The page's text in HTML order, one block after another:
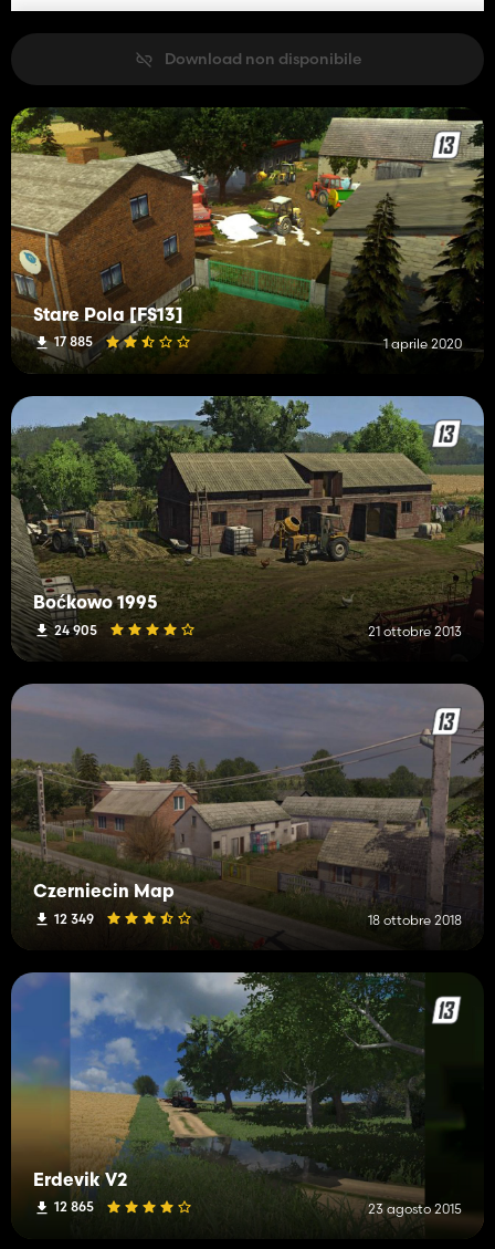
Download non disponibile
Stare Pola [FS13]
17 885 1 aprile 2020
Boćkowo 1995
24 905 21 ottobre 2013
Czerniecin Map
12 349 18 ottobre 2018
Erdevik V2
12 865 23 agosto 2015